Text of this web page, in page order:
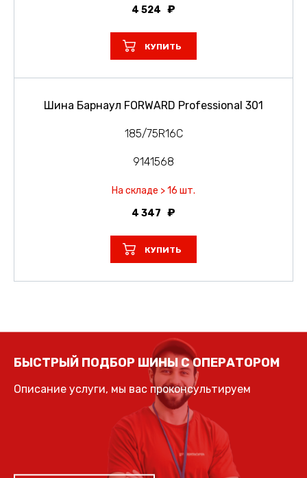
4 524
КУПИТЬ
Шина Барнаул FORWARD Professional 301
185/75R16C
9141568
На складе > 16 шт.
4 347
КУПИТЬ
БЫСТРЫЙ ПОДБОР ШИНЫ С ОПЕРАТОРОМ
Описание услуги, мы вас проконсультируем